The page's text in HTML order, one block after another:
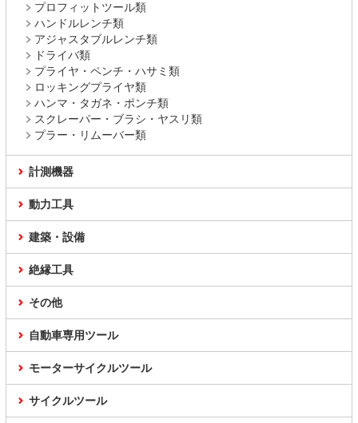
プロフィットツール類
ハンドルレンチ類
アジャスタブルレンチ類
ドライバ類
プライヤ・ペンチ・ハサミ類
ロッキングプライヤ類
ハンマ・タガネ・ポンチ類
スクレーパー・ブラシ・ヤスリ類
プラー・リムーバー類
計測機器
動力工具
建築・設備
絶縁工具
その他
自動車専用ツール
モーターサイクルツール
サイクルツール